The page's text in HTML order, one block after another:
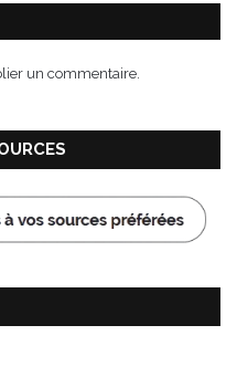
un commentaire.